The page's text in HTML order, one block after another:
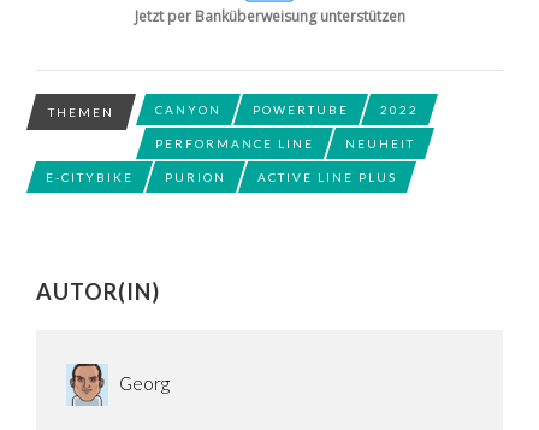
Jetzt per Banküberweisung unterstützen
THEMEN CANYON POWERTUBE 2022
PERFORMANCE LINE NEUHEIT
E-CITYBIKE PURION ACTIVE LINE PLUS
AUTOR(IN)
Georg